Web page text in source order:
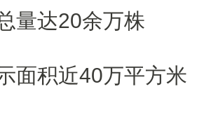
达20余万株
积近40万平方米